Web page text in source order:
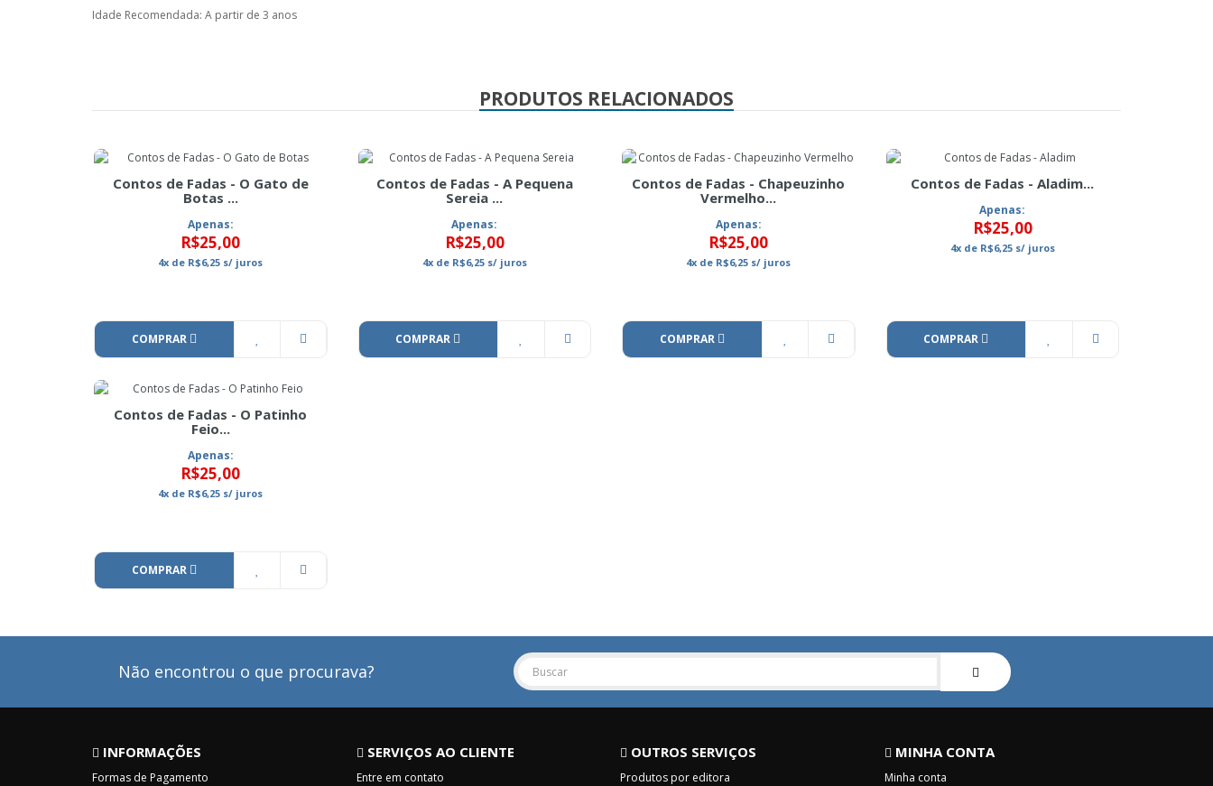
Idade Recomendada: A partir de 3 anos
PRODUTOS RELACIONADOS
Contos de Fadas - O Gato de
Botas ...
Apenas:
R$25,00
4x de R$6,25 s/ juros
COMPRAR
Contos de Fadas - A Pequena
Sereia ...
Apenas:
R$25,00
4xde R$6,25s/ juros
COMPRAR
Contos de Fadas - Chapeuzinho
Vermelho...
Apenas:
R$25,00
4x de R$6,25 s/ juros
COMPRAR
Contos de Fadas - Aladim...
Apenas:
R$25,00
4xde R$6,25s/ juros
COMPRAR
Contos de Fadas - O Patinho
Feio...
Apenas:
R$25,00
4x de R$6,25 s/ juros
COMPRAR
Não encontrou o que procurava?
INFORMAÇÕES
Formas de Pagamento
SERVIÇOS AO CLIENTE
Entre em contato
OUTROS SERVIÇOS
Produtos por editora
MINHA CONTA
Minha conta